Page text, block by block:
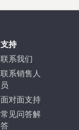
支持
联系我们
联系销售人
员
面对面支持
常见问答解
答